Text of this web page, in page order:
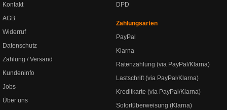
Kontakt
AGB
Widerruf
Datenschutz
Zahlung / Versand
Kundeninfo
Jobs
Über uns
DPD
Zahlungsarten
PayPal
Klarna
Ratenzahlung (via PayPal/Klarna)
Lastschrift (via PayPal/Klarna)
Kreditkarte (via PayPal/Klarna)
Sofortüberweisung (Klarna)